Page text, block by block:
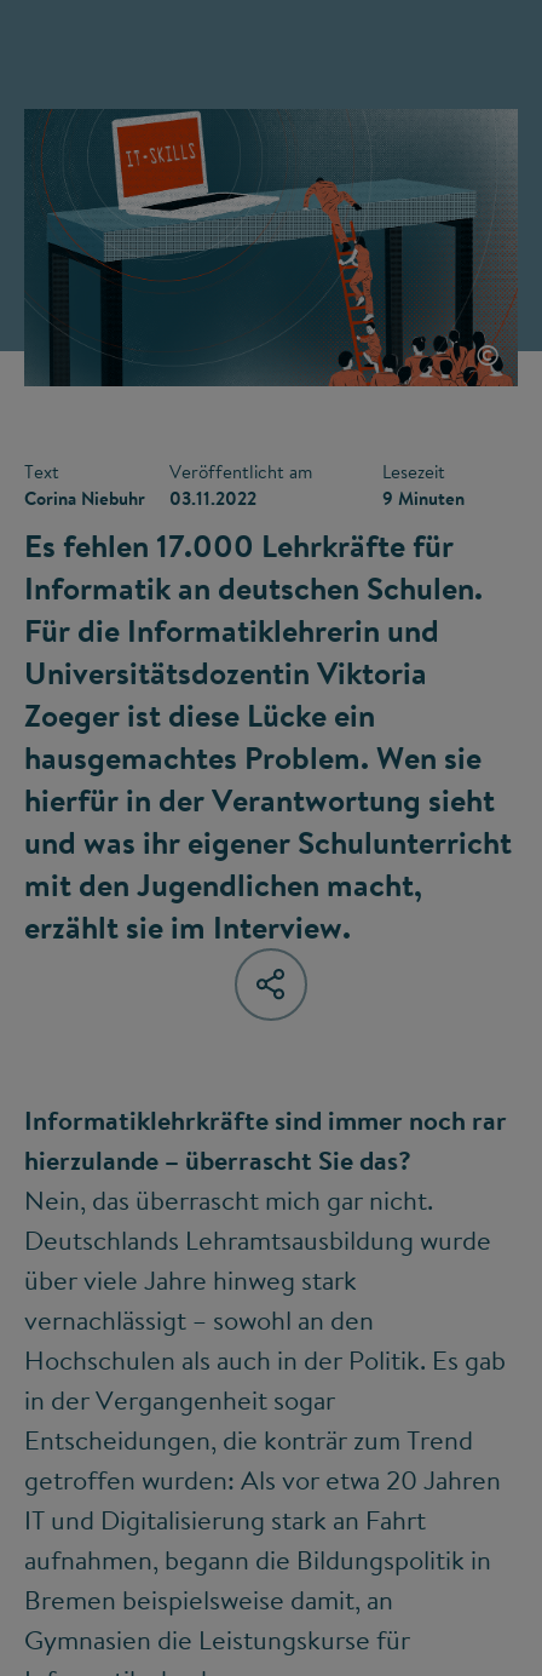
©
Text
Corina Niebuhr
Veröffentlicht am
03.11.2022
Lesezeit
9 Minuten
Es fehlen 17.000 Lehrkräfte für
Informatik an deutschen Schulen.
Für die Informatiklehrerin und
Universitätsdozentin Viktoria
Zoeger ist diese Lücke ein
hausgemachtes Problem. Wen sie
hierfür in der Verantwortung sieht
und was ihr eigener Schulunterricht
mit den Jugendlichen macht,
erzählt sie im Interview.
Informatiklehrkräfte sind immer noch rar
hierzulande – überrascht Sie das?
Nein, das überrascht mich gar nicht.
Deutschlands Lehramtsausbildung wurde
über viele Jahre hinweg stark
vernachlässigt – sowohl an den
Hochschulen als auch in der Politik. Es gab
in der Vergangenheit sogar
Entscheidungen, die konträr zum Trend
getroffen wurden: Als vor etwa 20 Jahren
IT und Digitalisierung stark an Fahrt
aufnahmen, begann die Bildungspolitik in
Bremen beispielsweise damit, an
Gymnasien die Leistungskurse für